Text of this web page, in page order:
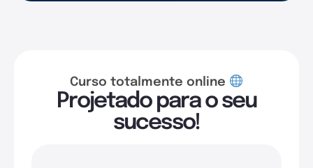
Curso totalmente online
Projetado para o seu
sucesso!